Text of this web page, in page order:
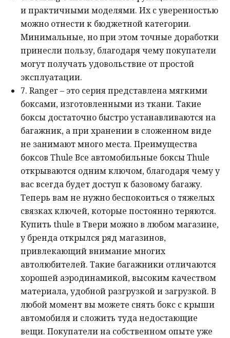
и практичными моделями. Их с уверенностью
можно отнести к бюджетной категории.
Минимальные, но при этом точные доработки
принесли пользу, благодаря чему покупатели
могут получать удовольствие от простой
эксплуатации.
7. Ranger – это серия представлена мягкими
боксами, изготовленными из ткани. Такие
боксы достаточно быстро устанавливаются на
багажник, а при хранении в сложенном виде
не занимают много места. Преимущества
боксов Thule Все автомобильные боксы Thule
открываются одним ключом, благодаря чему у
вас всегда будет доступ к базовому багажу.
Теперь вам не нужно беспокоиться о тяжелых
связках ключей, которые постоянно теряются.
Купить thule в Твери можно в любом магазине,
у бренда открылся ряд магазинов,
привлекающий внимание многих
автолюбителей. Такие багажники отличаются
хорошей аэродинамикой, высоким качеством
материала, удобной разгрузкой и загрузкой. В
любой момент вы можете снять бокс с крыши
автомобиля и сложить туда недостающие
вещи. Покупатели на собственном опыте уже